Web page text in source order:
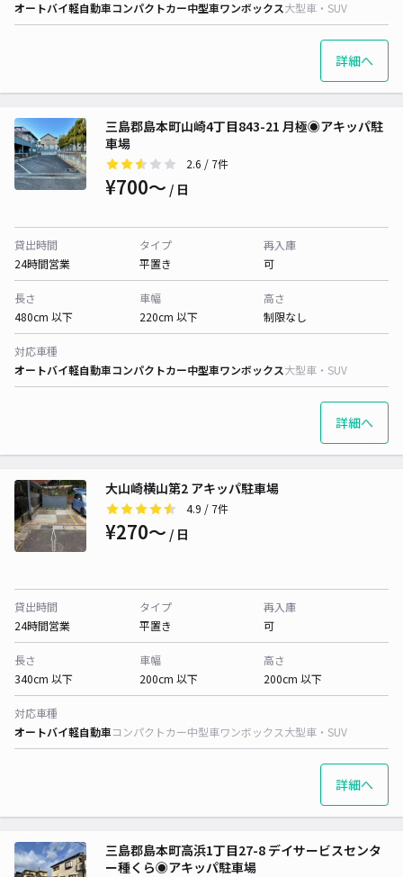
オートバイ軽自動車コンパクトカー中型車ワンボックス大型車・SUV
詳細へ
三島郡島本町山崎4丁目843-21 月極◉アキッパ駐
車場
2.6 / 7件
¥700〜 / 日
貸出時間
24時間営業
タイプ
平置き
再入庫
可
長さ
480cm 以下
車幅
220cm 以下
高さ
制限なし
対応車種
オートバイ軽自動車コンパクトカー中型車ワンボックス大型車・SUV
詳細へ
大山崎横山第2 アキッパ駐車場
4.9 / 7件
¥270〜 / 日
貸出時間
24時間営業
タイプ
平置き
再入庫
可
長さ
340cm 以下
車幅
200cm 以下
高さ
200cm 以下
対応車種
オートバイ軽自動車コンパクトカー中型車ワンボックス大型車・SUV
詳細へ
三島郡島本町高浜1丁目27-8 デイサービスセンタ
ー種くら◉アキッパ駐車場